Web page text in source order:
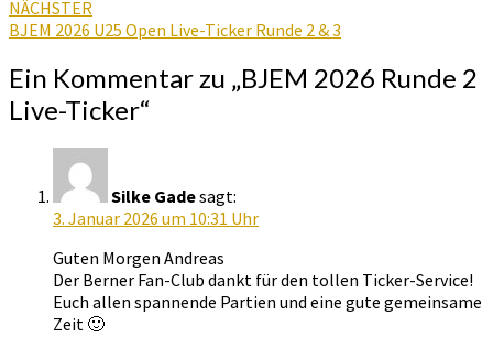
NÄCHSTER
BJEM 2026 U25 Open Live-Ticker Runde 2 & 3
Ein Kommentar zu „BJEM 2026 Runde 2
Live-Ticker“
Silke Gadesagt:
3. Januar 2026 um 10:31 Uhr
Guten Morgen Andreas
Der Berner Fan-Club dankt für den tollen Ticker-Service!
Euch allen spannende Partien und eine gute gemeinsame
Zeit 🙂